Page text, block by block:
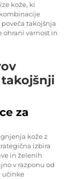
kože, ki
takojšnja
ohrani varnost in
za
kože z
izbira
in želenih
v razponu od
učinke